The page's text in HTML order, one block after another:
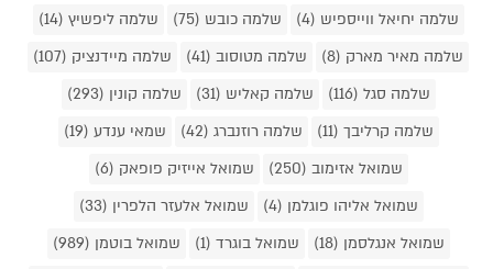
שלמה יחיאל ווייספיש (4)
שלמה כובש (75)
שלמה ליפשיץ (14)
שלמה מאיר מארק (8)
שלמה מטוסוב (41)
שלמה מיידנציק (107)
שלמה סגל (116)
שלמה קאליש (31)
שלמה קונין (293)
שלמה קרליבך (11)
שלמה רוזנברג (42)
שמאי ענדע (19)
שמואל אזימוב (250)
שמואל אייזיק פופאק (6)
שמואל אליהו פוגלמן (4)
שמואל אלעזר הלפרין (33)
שמואל אנגלסמן (18)
שמואל בוגרד (1)
שמואל בוטמן (989)